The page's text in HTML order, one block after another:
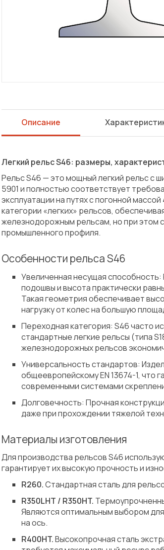
Сварка
Описание
Легкий рельс S46: размеры,
Рельс S46 — это мощный легкий рельс с
5901 и полностью соответствует
эксплуатации на путях с погонной
категории «легких» рельсов,
железнодорожным рельсам, но при этом
промышленного профиля.
Особенности рельса S46
Увеличенная несущая
подошвы и высота практически
Такая геометрия обеспечивает
нагрузку от колес на большую
Переходная категория: S46 часто
стандартные легкие рельсы (типа
железнодорожных рельсов
Универсальность стандартов:
общеевропейскому EN 13674-1, что
современными системами
Долговечность: Прочная
даже при прохождении тяжелой
Материалы изготовления
Для производства рельсов S46
гарантирует их высокую прочность и
R260.Стандартная сталь для
R350LHT / R350HT.
Являются оптимальным выбором
на ось.
R400HT.Высокопрочная сталь